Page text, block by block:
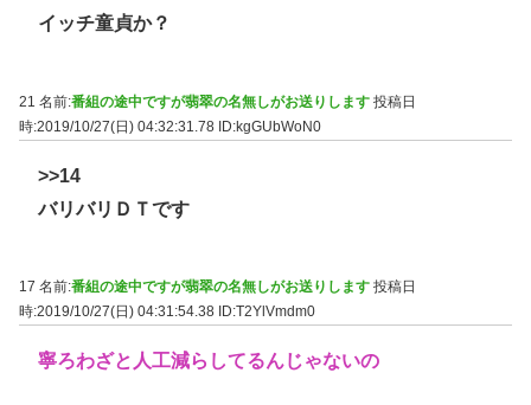
イッチ童貞か？
21 名前:番組の途中ですが翡翠の名無しがお送りします 投稿日
時:2019/10/27(日) 04:32:31.78 ID:kgGUbWoN0
>>14
バリバリＤＴです
17 名前:番組の途中ですが翡翠の名無しがお送りします 投稿日
時:2019/10/27(日) 04:31:54.38 ID:T2YlVmdm0
寧ろわざと人工減らしてるんじゃないの